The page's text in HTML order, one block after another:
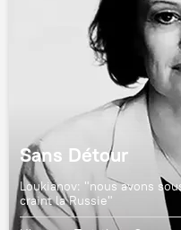
Sans Détour
Loukianov: "nous avons
craint la Russie"